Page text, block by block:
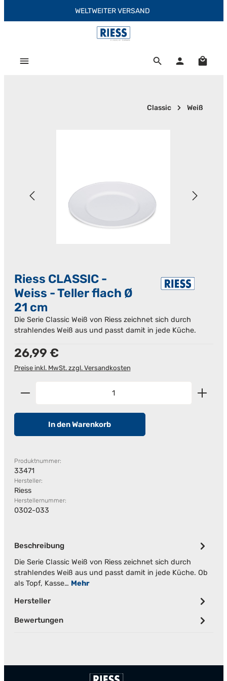
Zum Hauptinhalt springenWELTWEITER VERSAND
Classic Weiß
Riess CLASSIC -
Weiss - Teller flach Ø
21 cm
Die Serie Classic Weiß von Riess zeichnet sich durch
strahlendes Weiß aus und passt damit in jede Küche.
Regulärer Preis:
26,99 €
Preise inkl. MwSt. zzgl. Versandkosten
Produkt Anzahl: Gib den gewünschten Wert ein
In den Warenkorb
Produktnummer:
33471
Hersteller:
Riess
Herstellernummer:
0302-033
Beschreibung
Die Serie Classic Weiß von Riess zeichnet sich durch
strahlendes Weiß aus und passt damit in jede Küche. Ob
als Topf, Kasse… Mehr
Hersteller
Bewertungen